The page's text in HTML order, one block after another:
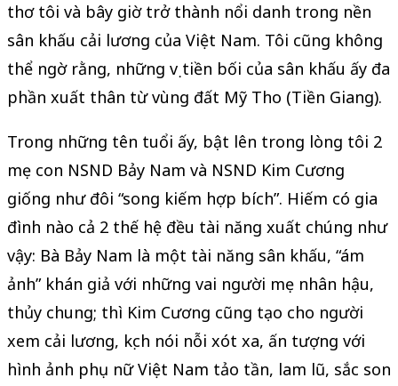
thơ tôi và bây giờ trở thành nổi danh trong nền
sân khấu cải lương của Việt Nam. Tôi cũng không
thể ngờ rằng, những vị tiền bối của sân khấu ấy đa
phần xuất thân từ vùng đất Mỹ Tho (Tiền Giang).
Trong những tên tuổi ấy, bật lên trong lòng tôi 2
mẹ con NSND Bảy Nam và NSND Kim Cương
giống như đôi “song kiếm hợp bích”. Hiếm có gia
đình nào cả 2 thế hệ đều tài năng xuất chúng như
vậy: Bà Bảy Nam là một tài năng sân khấu, “ám
ảnh” khán giả với những vai người mẹ nhân hậu,
thủy chung; thì Kim Cương cũng tạo cho người
xem cải lương, kịch nói nỗi xót xa, ấn tượng với
hình ảnh phụ nữ Việt Nam tảo tần, lam lũ, sắc son